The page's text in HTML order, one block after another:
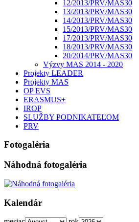
12/2013/PRV/MAS30
13/2013/PRV/MAS30
14/2013/PRV/MAS30
15/2013/PRV/MAS30
17/2013/PRV/MAS30
18/2013/PRV/MAS30
20/2014/PRV/MAS30
Výzvy MAS 2014 - 2020
Projekty LEADER
Projekty MAS
OP EVS
ERASMUS+
IROP
SLUŽBY PODNIKATEĽOM
PRV
Fotogaléria
Náhodná fotogaléria
Kalendár